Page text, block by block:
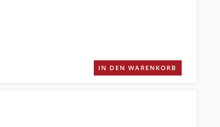
IN DEN WARENKORB